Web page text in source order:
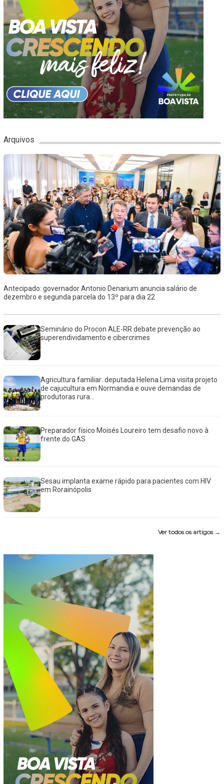
Arquivos
Antecipado: governador Antonio Denarium anuncia salário de
dezembro e segunda parcela do 13º para dia 22
Seminário do Procon ALE-RR debate prevenção ao
superendividamento e cibercrimes
Agricultura familiar: deputada Helena Lima visita projeto
de cajucultura em Normandia e ouve demandas de
produtoras rura...
Preparador físico Moisés Loureiro tem desafio novo à
frente do GAS
Sesau implanta exame rápido para pacientes com HIV
em Rorainópolis
Ver todos os artigos →